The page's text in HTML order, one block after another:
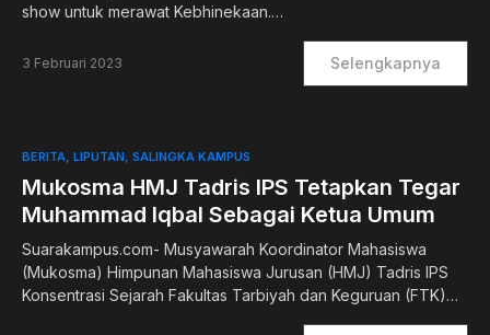
show untuk merawat Kebhinekaan.…
3 Februari 2023 Selengkapnya
BERITA LIPUTAN SALINGKA KAMPUS
Mukosma HMJ Tadris IPS Tetapkan Tegar
Muhammad Iqbal Sebagai Ketua Umum
Suarakampus.com- Musyawarah Koordinator Mahasiswa
(Mukosma) Himpunan Mahasiswa Jurusan (HMJ) Tadris IPS
Konsentrasi Sejarah Fakultas Tarbiyah dan Keguruan (FTK)…